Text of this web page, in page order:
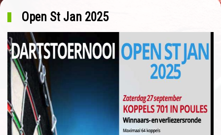
Open St Jan 2025